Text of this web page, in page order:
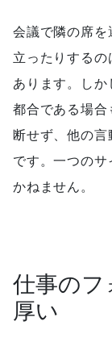
会議で隣の席を
立ったりする
あります。し
都合である場合
断せず、他の
です。一つのサ
かねません。
仕事のフ
厚い